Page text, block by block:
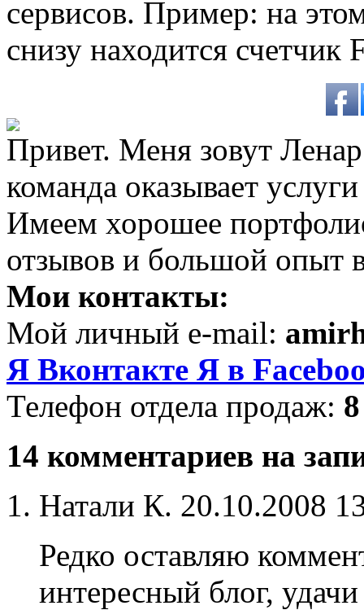
сервисов. Пример: на
снизу находится счетчик
Привет. Меня зовут
команда оказывает
Имеем хорошее
отзывов и большой опыт
Мои контакты:
Мой личный e-mail:
Я Вконтакте Я в
Телефон отдела продаж:
14 комментариев на
Натали К. 20.10.2008
Редко оставляю
интересный блог,